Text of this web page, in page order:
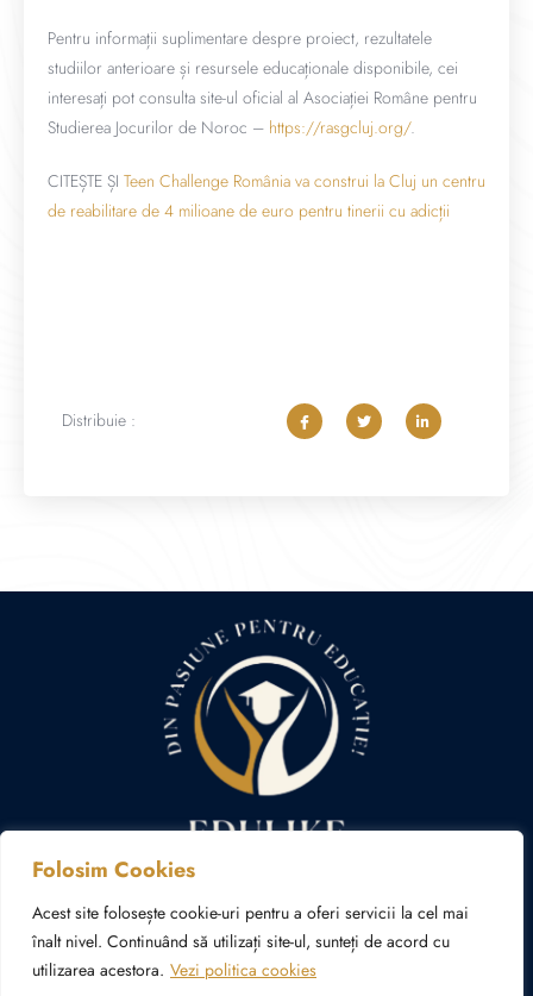
Folosim Cookies
Acest site folosește cookie-uri pentru a oferi servicii la cel mai
înalt nivel. Continuând să utilizați site-ul, sunteți de acord cu
utilizarea acestora. Vezi politica cookies
Pentru informații suplimentare despre proiect, rezultatele
studiilor anterioare și resursele educaționale disponibile, cei
interesați pot consulta site-ul oficial al Asociației Române pentru
Studierea Jocurilor de Noroc – https://rasgcluj.org/.
CITEȘTE ȘI Teen Challenge România va construi la Cluj un centru
de reabilitare de 4 milioane de euro pentru tinerii cu adicții
Distribuie :
Politica de confidențialitate